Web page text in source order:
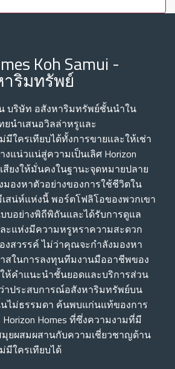
Koh Samui -
ริมทรัพย์
น บริษัท อสังหาริมทรัพย์ชั้นนําใน
ยนําเสนอวิลล่าหรูและ
ใครเทียบได้ทั้งการขายและให้เช่า
แน่วแน่สู่ความเป็นเลิศ Horizon
สียงให้มั่นคงในฐานะจุดหมายปลาย
องหาตัวอย่างของการใช้ชีวิตใน
สน่ห์แห่งนี้ พอร์ตโฟลิโอของพวกเขา
อย่างพิถีพิถันและได้รับการดูแล
ะแห่งมีความหรูหราความสะดวก
งสวรรค์ ไม่ว่าคุณจะกําลังมองหา
สในการลงทุนทีมงานมืออาชีพของ
ให้คําแนะนําชั้นยอดและบริการส่วน
าประสบการณ์อสังหาริมทรัพย์บน
ไม่ธรรมดา ค้นพบแก่นแท้ของการ
Homes ที่ซึ่งความงามที่มี
มุยผสมผสานกับความเชี่ยวชาญด้าน
มีใครเทียบได้